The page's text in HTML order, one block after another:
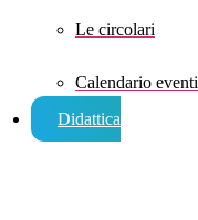
Le circolari
Calendario eventi
Didattica